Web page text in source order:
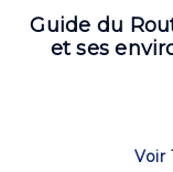
Guide du
et ses
Voir